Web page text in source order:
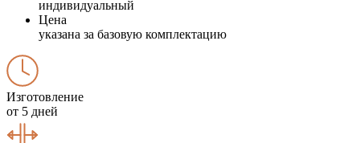
индивидуальный
Цена
указана за базовую комплектацию
Изготовление
от 5 дней